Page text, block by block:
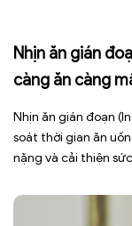
Nhịn ăn gián
càng ăn càng
Nhịn ăn gián đoạn
soát thời gian ăn
nặng và cải thiện
sức, mất cơ […]